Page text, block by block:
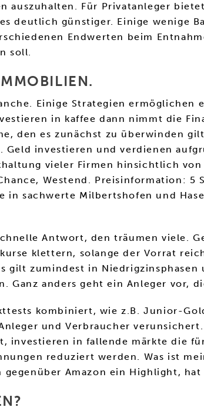
auszuhalten. Für Privatanleger
deutlich günstiger. Einige wenige
Endwerten beim
soll.
Einige Strategien ermöglichen
in kaffee dann nimmt die
den es zunächst zu überwinden
Geld investieren und verdienen
vieler Firmen hinsichtlich
Westend. Preisinformation: 5
in sachwerte Milbertshofen und
Antwort, den träumen viele.
klettern, solange der Vorrat
gilt zumindest in
anders geht ein Anleger vor,
kombiniert, wie z.B. Junior-
und Verbraucher
investieren in fallende märkte die
reduziert werden. Was ist
Amazon ein Highlight,